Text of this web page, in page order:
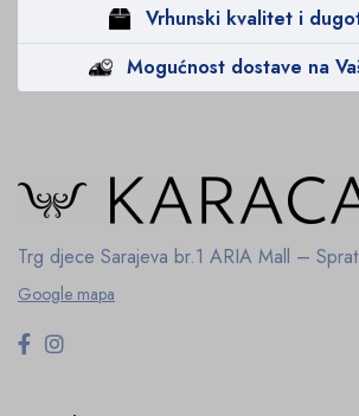
Vrhunski kvalitet i
Mogućnost dostave na
Trg djece Sarajeva br.1 ARIA Mall –
Google mapa